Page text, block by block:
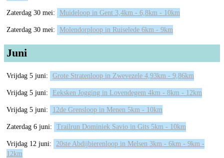
Zaterdag 30 mei: Muideloop in Gent 3,4km - 6,8km - 10km
Zaterdag 30 mei: Molendorploop in Ruiselede 6km - 9km
Juni
Vrijdag 5 juni: Grote Stratenloop in Zwevezele 4,93km - 9,86km
Vrijdag 5 juni: Eeksken Jogging in Lovendegem 4km - 8km - 12km
Vrijdag 5 juni: 12de Grensloop in Menen 5km - 10km
Zaterdag 6 juni: Trailrun Dominiek Savio in Gits 5km - 10km
Vrijdag 12 juni:
20ste Abdijbierenloop in Melsen 3km - 6km - 9km -
12km